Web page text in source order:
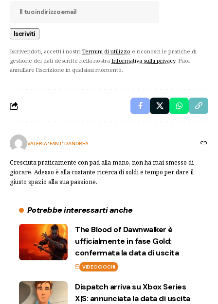
Iscrivendoti, accetti i nostri Termini di utilizzo e riconosci le pratiche di
gestione dei dati descritte nella nostra Informativa sulla privacy. Puoi
annullare l'iscrizione in qualsiasi momento.
VALERIA "FANT" DANDREA
Cresciuta praticamente con pad alla mano, non ha mai smesso di
giocare. Adesso è alla costante ricerca di soldi e tempo per dare il
giusto spazio alla sua passione.
Potrebbe interessarti anche
The Blood of Dawnwalker è
ufficialmente in fase Gold:
confermata la data di uscita
VIDEOGIOCHI
Dispatch arriva su Xbox Series
X|S: annunciata la data di uscita